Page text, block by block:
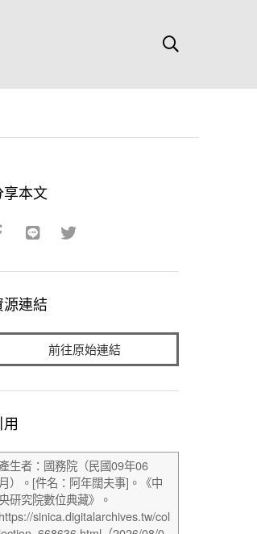
享本文
源連結
前往原始連結